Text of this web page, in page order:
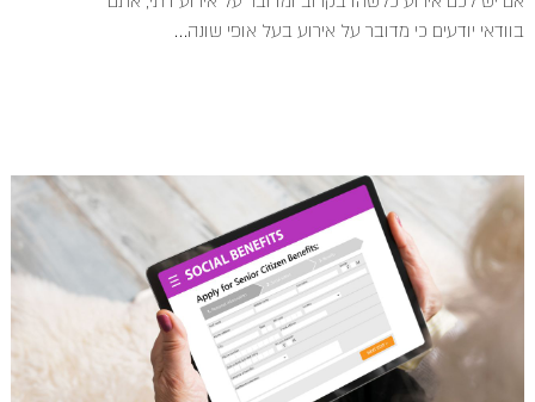
בוודאי יודעים כי מדובר על אירוע בעל אופי שונה...